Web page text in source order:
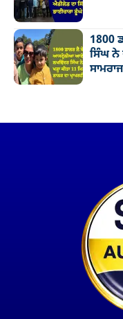
1800
ਸਿੰਘ ਨੇ
ਸਾਮਰਾਜ